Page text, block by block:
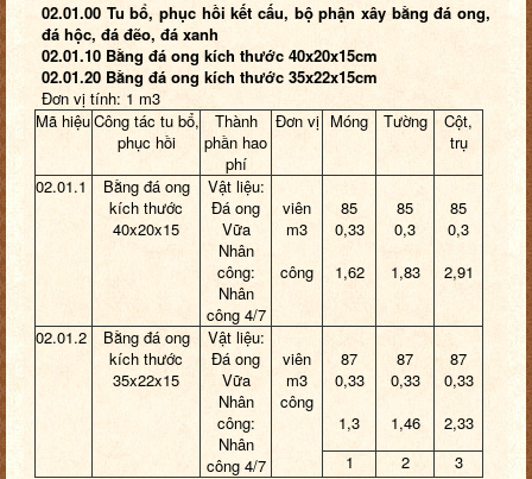
02.01.00 Tu bổ, phục hồi kết cấu, bộ phận xây bằng đá ong,
đá hộc, đá đẽo, đá xanh
02.01.10 Bằng đá ong kích thước 40x20x15cm
02.01.20 Bằng đá ong kích thước 35x22x15cm
Đơn vị tính: 1 m3
Mã hiệuCông tác tu bổ,
phục hồi
Thành
phần hao
phí
Đơn vị Móng Tường
Cột,
trụ
02.01.1
Bằng đá ong
kích thước
40x20x15
Vật liệu:
Đá ong
Vữa
Nhân
công:
Nhân
công 4/7
viên
m3
công
85
0,33
1,62
85
0,3
1,83
85
0,3
2,91
02.01.2
Bằng đá ong
kích thước
35x22x15
Vật liệu:
Đá ong
Vữa
Nhân
công:
Nhân
công 4/7
viên
m3
công
87
0,33
1,3
87
0,33
1,46
87
0,33
2,33
1
2 3